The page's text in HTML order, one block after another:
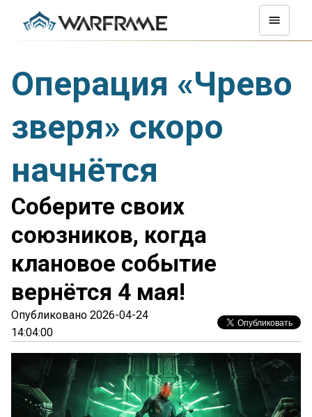
Операция «Чрево
зверя» скоро
начнётся
Соберите своих
союзников, когда
клановое событие
вернётся 4 мая!
Опубликовано 2026-04-24
14:04:00